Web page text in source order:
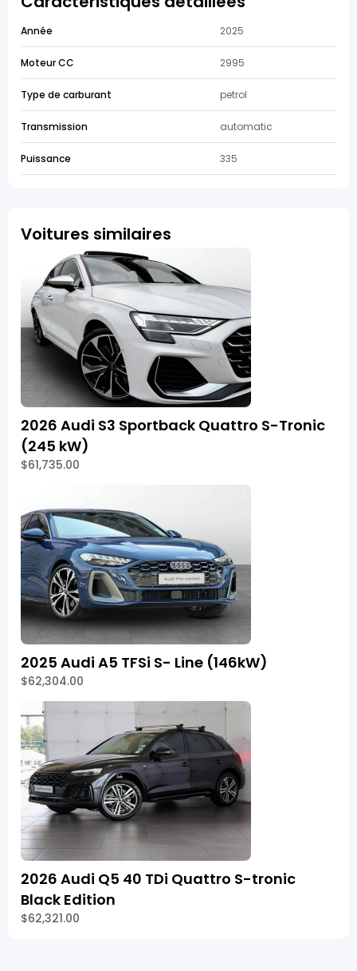
Année 2025
Moteur CC 2995
Type de carburant petrol
Transmission automatic
Puissance 335
Voitures similaires
2026 Audi S3 Sportback Quattro S-Tronic
(245 kW)
$61,735.00
2025 Audi A5 TFSi S- Line (146kW)
$62,304.00
2026 Audi Q5 40 TDi Quattro S-tronic
Black Edition
$62,321.00